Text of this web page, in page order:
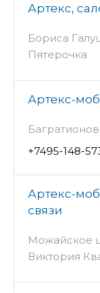
Артекс,
Бориса
Пятерочка
Артекс-
+7495-148-
Артекс-
связи
Можайское
Виктория